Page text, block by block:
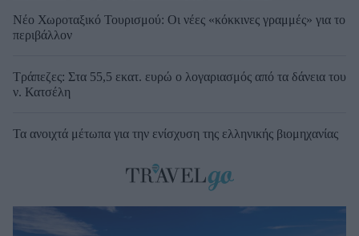
Νέο Χωροταξικό Τουρισμού: Οι νέες «κόκκινες γραμμές» για το
περιβάλλον
Τράπεζες: Στα 55,5 εκατ. ευρώ ο λογαριασμός από τα δάνεια του
ν. Κατσέλη
Τα ανοιχτά μέτωπα για την ενίσχυση της ελληνικής βιομηχανίας